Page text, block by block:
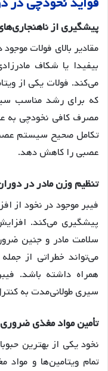
پیشگیریازناهنجاری
مقادیر بالای فولات
بیفیدا یا شکاف
می‌کند. فولات یکی از
که برای رشد مناسب
مصرف کافی نخودچی به
تکامل صحیح سیستم
عصبی را کاهش دهد.
تنظیموزنمادردر
فیبر موجود در نخود از
پیشگیری می‌کند.
سلامت مادر و جنین
می‌تواند خطراتی از جمله
همراه داشته باشد.
سیری طولانی‌مدت به
تأمینموادمغذیضروری
نخود یکی از بهترین
تمام ویتامین‌ها و مواد